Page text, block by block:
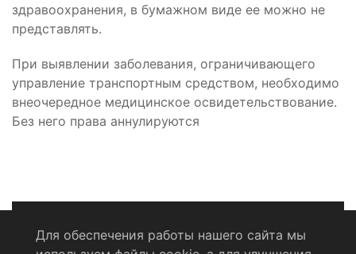
здравоохранения, в бумажном виде ее можно не
представлять.
При выявлении заболевания, ограничивающего
управление транспортным средством, необходимо
внеочередное медицинское освидетельствование.
Без него права аннулируются
Для обеспечения работы нашего сайта мы